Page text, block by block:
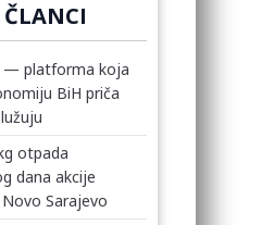
— platforma koja
BiH priča
otpada
dana akcije
Sarajevo